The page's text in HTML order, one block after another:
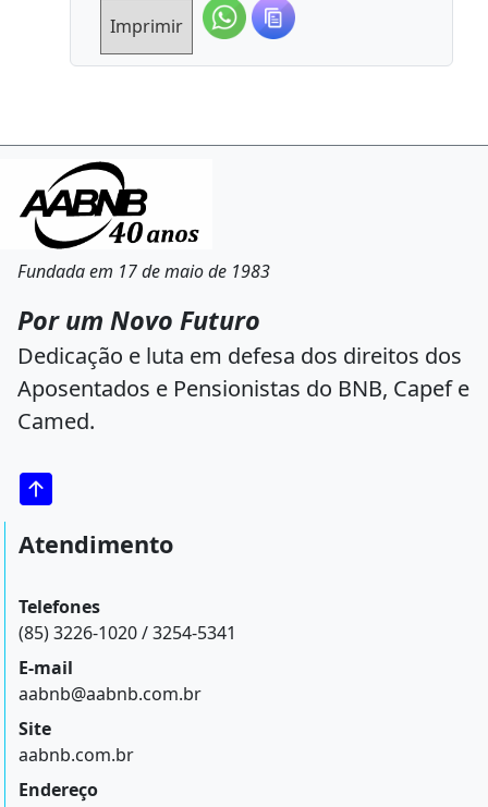
Imprimir
Fundada em 17 de maio de 1983
Por um Novo Futuro
Dedicação e luta em defesa dos direitos dos
Aposentados e Pensionistas do BNB, Capef e
Camed.
Atendimento
Telefones
(85) 3226-1020 / 3254-5341
E-mail
aabnb@aabnb.com.br
Site
aabnb.com.br
Endereço